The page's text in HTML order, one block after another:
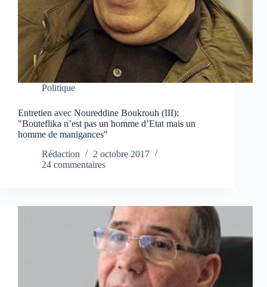
Politique
Entretien avec Noureddine Boukrouh (III):
"Bouteflika n’est pas un homme d’Etat mais un
homme de manigances"
Rédaction
2 octobre 2017
24 commentaires